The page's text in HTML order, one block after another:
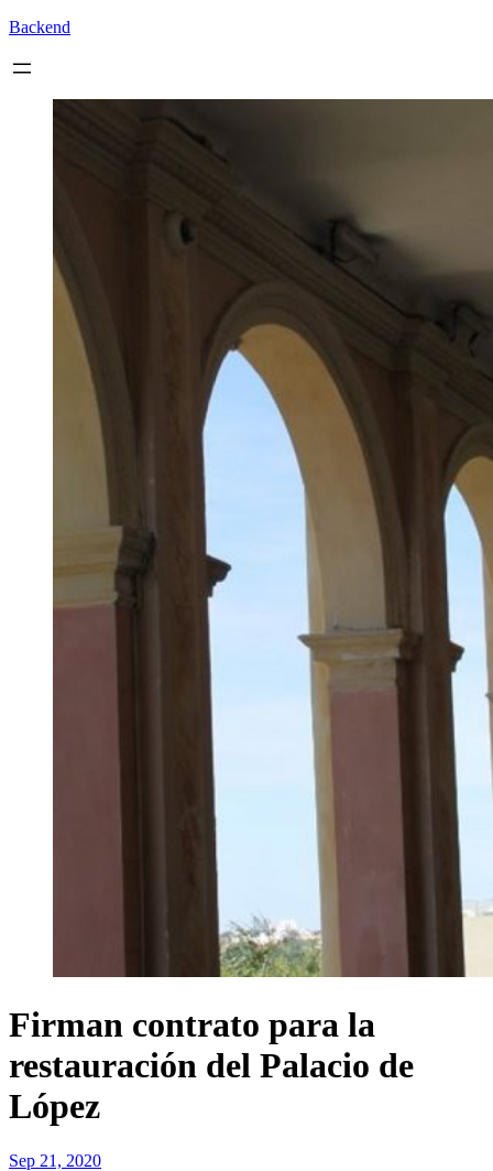
Backend
Firman contrato para la
restauración del Palacio de
López
Sep 21, 2020